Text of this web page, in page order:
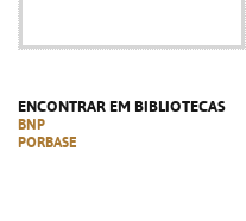
ENCONTRAR EM BIBLIOTECAS
BNP
PORBASE